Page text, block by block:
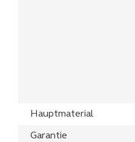
Hauptmaterial
Garantie